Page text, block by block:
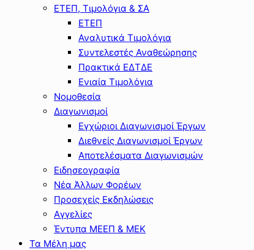
ΕΤΕΠ, Τιμολόγια & ΣΑ
ΕΤΕΠ
Αναλυτικά Τιμολόγια
Συντελεστές Αναθεώρησης
Πρακτικά ΕΔΤΔΕ
Ενιαία Τιμολόγια
Νομοθεσία
Διαγωνισμοί
Εγχώριοι Διαγωνισμοί Έργων
Διεθνείς Διαγωνισμοί Έργων
Αποτελέσματα Διαγωνισμών
Ειδησεογραφία
Νέα Άλλων Φορέων
Προσεχείς Εκδηλώσεις
Αγγελίες
Έντυπα ΜΕΕΠ & ΜΕΚ
Τα Μέλη μας